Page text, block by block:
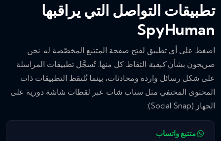
تطبيقات التواصل التي يراقبها
SpyHuman
اضغط على أي تطبيق لفتح صفحة المتتبع المخصّصة له. نحن
صريحون بشأنكيفية التقاط كل منها. تُسجَّل تطبيقات المراسلة
على شكل رسائل واردة ومحادثات، بينما تُلتقط التطبيقات ذات
المحتوى المختفي مثل سناب شات عبر لقطات شاشة دورية على
الجهاز (Social Snap):
متتبع واتساب